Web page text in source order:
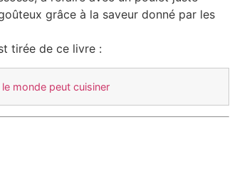
grâce à la saveur donné par les
tirée de ce livre :
monde peut cuisiner